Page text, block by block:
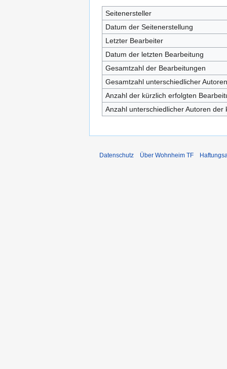
Seitenersteller
Datum der Seitenerstellung
Letzter Bearbeiter
Datum der letzten Bearbeitung
Gesamtzahl der Bearbeitungen
Gesamtzahl unterschiedlicher Autoren
Anzahl der kürzlich erfolgten
Anzahl unterschiedlicher Autoren
Datenschutz Über Wohnheim TF